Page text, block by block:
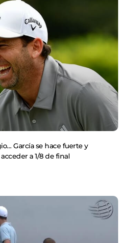
García se hace fuerte y
a 1/8 de final